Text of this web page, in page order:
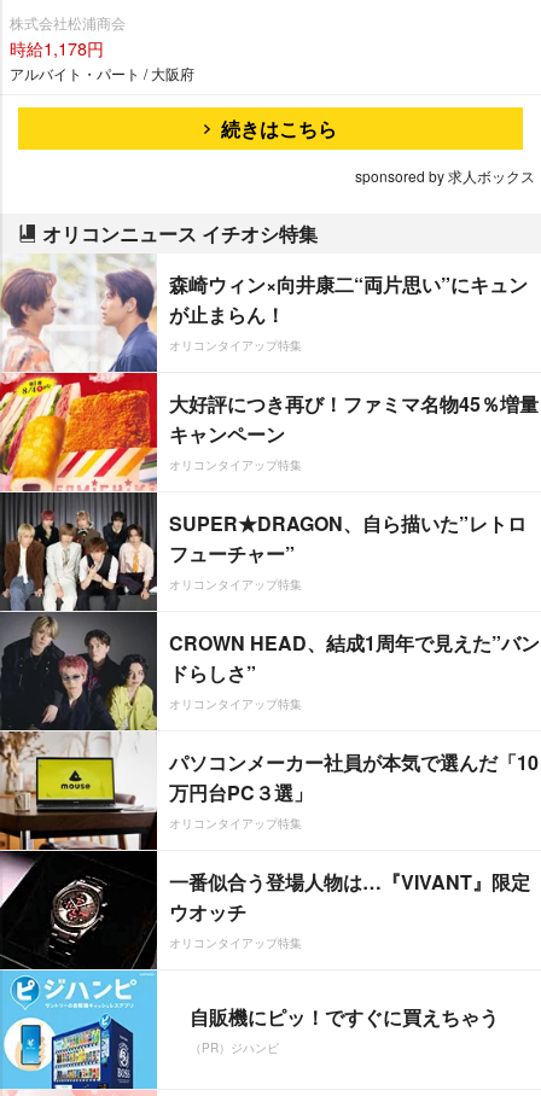
株式会社松浦商会
時給1,178円
アルバイト・パート / 大阪府
続きはこちら
sponsored by 求人ボックス
オリコンニュース イチオシ特集
森崎ウィン×向井康二“両片思い”にキュン
が止まらん！
オリコンタイアップ特集
大好評につき再び！ファミマ名物45％増量
キャンペーン
オリコンタイアップ特集
SUPER★DRAGON、自ら描いた”レトロ
フューチャー”
オリコンタイアップ特集
CROWN HEAD、結成1周年で見えた”バン
ドらしさ”
オリコンタイアップ特集
パソコンメーカー社員が本気で選んだ「10
万円台PC３選」
オリコンタイアップ特集
一番似合う登場人物は…『VIVANT』限定
ウオッチ
オリコンタイアップ特集
自販機にピッ！ですぐに買えちゃう
（PR）ジハンピ